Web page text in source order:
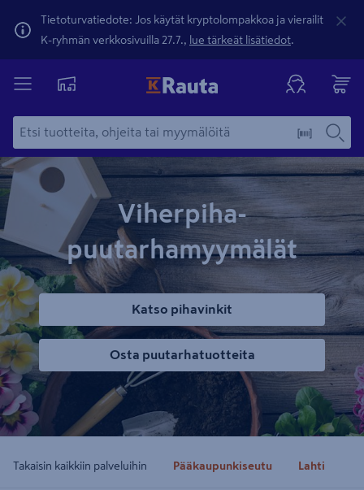
Tietoturvatiedote: Jos käytät kryptolompakkoa ja vierailit
K-ryhmän verkkosivuilla 27.7., lue tärkeät lisätiedot.
Viherpiha-
puutarhamyymälät
Katso pihavinkit
Osta puutarhatuotteita
Takaisin kaikkiin palveluihin Pääkaupunkiseutu Lahti